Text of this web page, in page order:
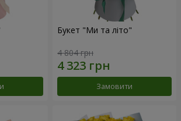
Букет "Ми та літо"
4 804 грн
Замовити